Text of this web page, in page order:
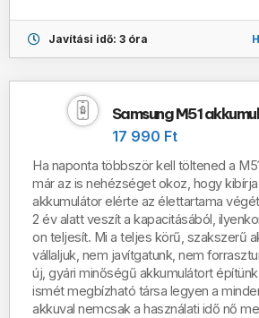
Javítási idő: 3 óra
Samsung M51
17 990 Ft
Ha naponta többször kell töltened a
már az is nehézséget okoz, hogy
akkumulátor elérte az élettartama
2 év alatt veszít a kapacitásából,
on teljesít. Mi a teljes körű, szakszerű
vállaljuk, nem javítgatunk, nem
új, gyári minőségű akkumulátort
ismét megbízható társa legyen a
akkuval nemcsak a használati idő nő